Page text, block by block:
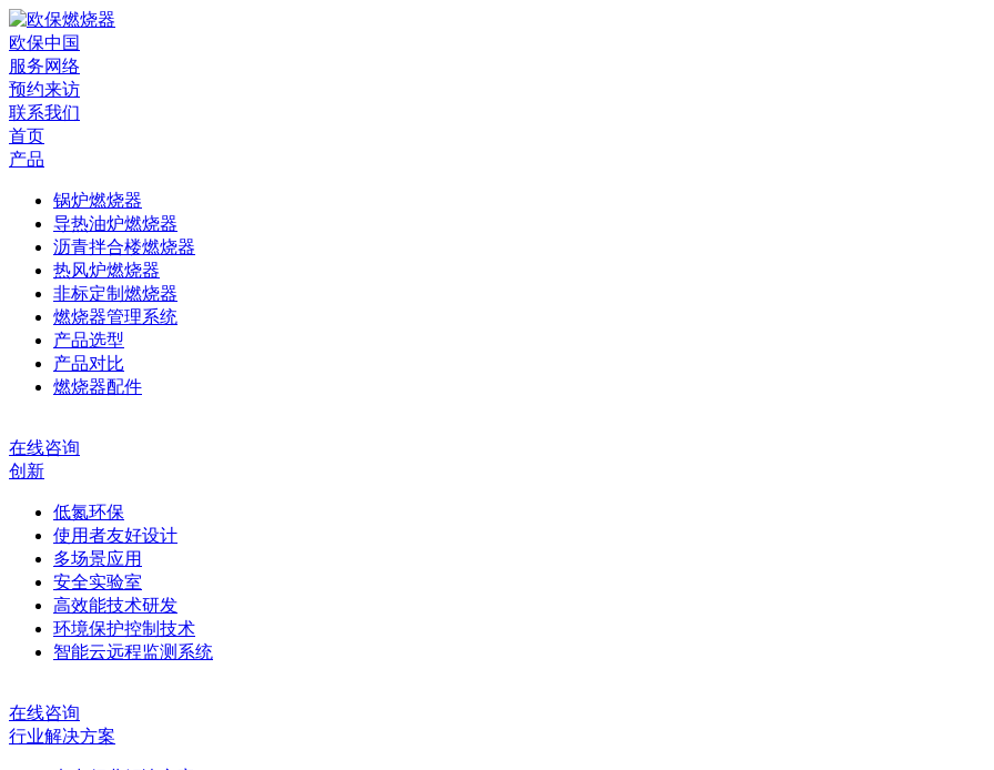
欧保中国
服务网络
预约来访
联系我们
首页
产品
锅炉燃烧器
导热油炉燃烧器
沥青拌合楼燃烧器
热风炉燃烧器
非标定制燃烧器
燃烧器管理系统
产品选型
产品对比
燃烧器配件
在线咨询
创新
低氮环保
使用者友好设计
多场景应用
安全实验室
高效能技术研发
环境保护控制技术
智能云远程监测系统
在线咨询
行业解决方案